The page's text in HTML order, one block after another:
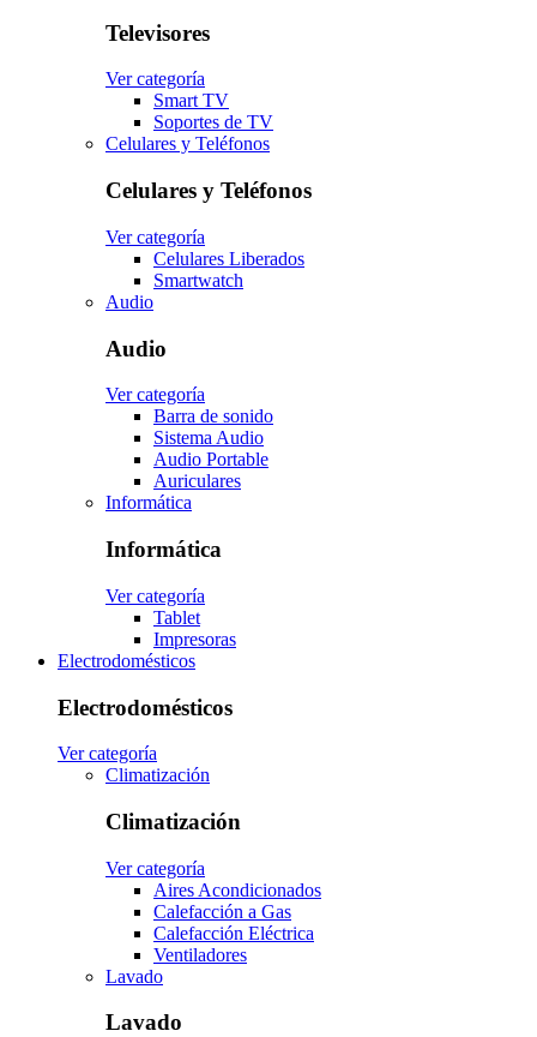
Televisores
Ver categoría
Smart TV
Soportes de TV
Celulares y Teléfonos
Celulares y Teléfonos
Ver categoría
Celulares Liberados
Smartwatch
Audio
Audio
Ver categoría
Barra de sonido
Sistema Audio
Audio Portable
Auriculares
Informática
Informática
Ver categoría
Tablet
Impresoras
Electrodomésticos
Electrodomésticos
Ver categoría
Climatización
Climatización
Ver categoría
Aires Acondicionados
Calefacción a Gas
Calefacción Eléctrica
Ventiladores
Lavado
Lavado